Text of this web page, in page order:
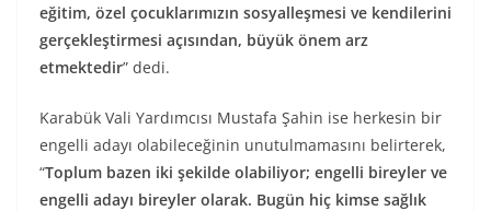
eğitim, özel çocuklarımızın sosyalleşmesi ve kendilerini
gerçekleştirmesi açısından, büyük önem arz
etmektedir” dedi.
Karabük Vali Yardımcısı Mustafa Şahin ise herkesin bir
engelli adayı olabileceğinin unutulmamasını belirterek,
“Toplum bazen iki şekilde olabiliyor; engelli bireyler ve
engelli adayı bireyler olarak. Bugün hiç kimse sağlık